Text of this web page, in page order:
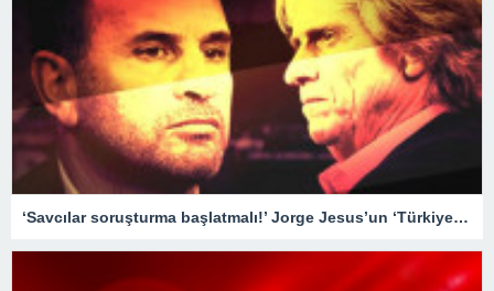
‘Savcılar soruşturma başlatmalı!’ Jorge Jesus’un ‘Türkiye’de maçlar sahada değil, masabaşında kazanılıyor’ sözleri tartışılmaya devam ediyor…